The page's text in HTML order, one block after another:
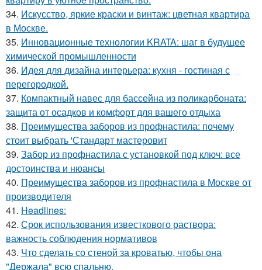
34. Искусство, яркие краски и винтаж: цветная квартира
в Москве.
35. Инновационные технологии KRATA: шаг в будущее
химической промышленности
36. Идея для дизайна интерьера: кухня - гостиная с
перегородкой.
37. Компактный навес для бассейна из поликарбоната:
защита от осадков и комфорт для вашего отдыха
38. Преимущества заборов из профнастила: почему
стоит выбрать 'Стандарт мастеровит
39. Забор из профнастила с установкой под ключ: все
достоинства и нюансы
40. Преимущества заборов из профнастила в Москве от
производителя
41. Headlines:
42. Срок использования известкового раствора:
важность соблюдения нормативов
43. Что сделать со стеной за кроватью, чтобы она
"Держала" всю спальню.